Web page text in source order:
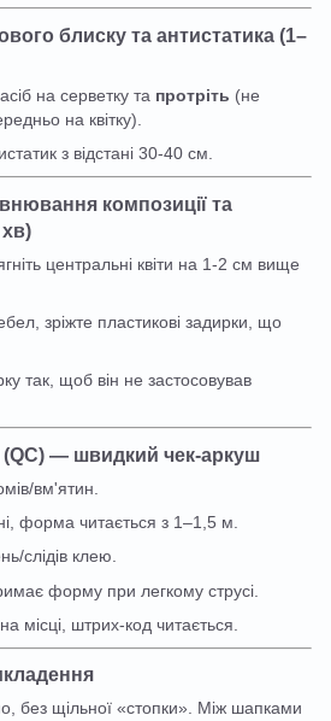
блиску та антистатика (1–
на серветку та протріть (не
на квітку).
з відстані 30-40 см.
композиції та
центральні квіти на 1-2 см вище
зріжте пластикові задирки, що
так, щоб він не застосовував
(QC) — швидкий чек-аркуш
вм'ятин.
форма читається з 1–1,5 м.
слідів клею.
форму при легкому струсі.
місці, штрих-код читається.
без щільної «стопки». Між шапками